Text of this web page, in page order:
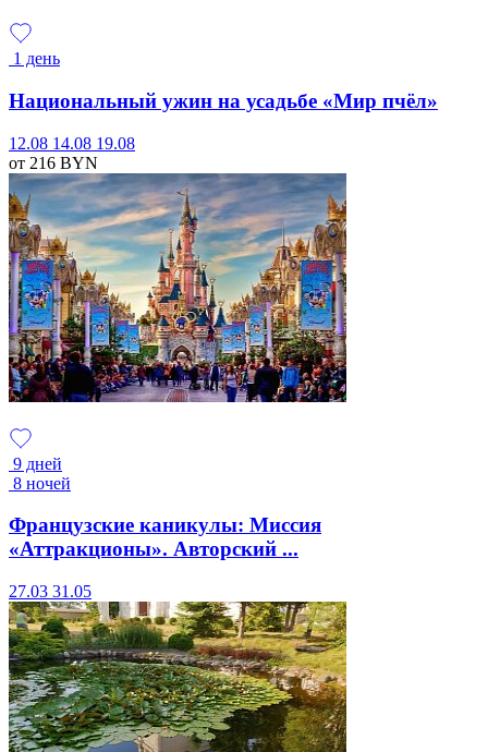
1 день
Национальный ужин на усадьбе «Мир пчёл»
12.08 14.08 19.08
от 216 BYN
9 дней
8 ночей
Французские каникулы: Миссия
«Аттракционы». Авторский ...
27.03 31.05